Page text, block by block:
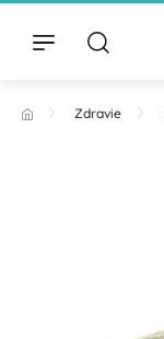
Zdravie